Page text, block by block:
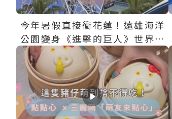
今年暑假直接衝花蓮！遠雄海洋
公園變身《進擊的巨人》世界，
不只有超吸睛的「巨人摩天
輪」，還有主題場景、限定餐
點、聯名周邊一次收集